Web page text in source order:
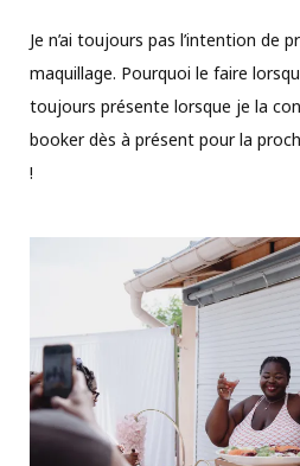
Je n’ai toujours pas l’intention de
maquillage. Pourquoi le faire
toujours présente lorsque je la
booker dès à présent pour la
!